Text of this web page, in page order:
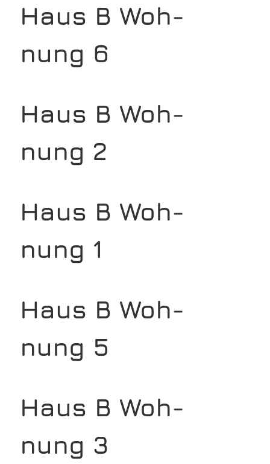
Haus B Woh­
nung 6
Haus B Woh­
nung 2
Haus B Woh­
nung 1
Haus B Woh­
nung 5
Haus B Woh­
nung 3